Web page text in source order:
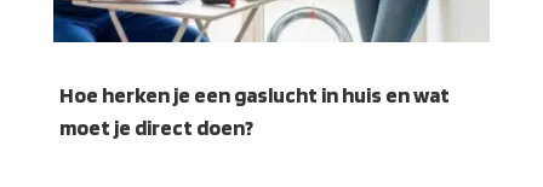
Hoe herken je een gaslucht in huis en wat
moet je direct doen?